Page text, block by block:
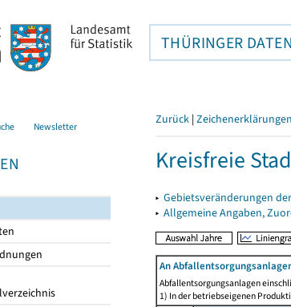
THÜRINGER DATEN
Newsletter Zurück |
Kreisfreie
▸ Gebietsveränderungen
▸ Allgemeine Angaben,
An
Abfallentsorgungsanlagen
1) In der betriebseigenen